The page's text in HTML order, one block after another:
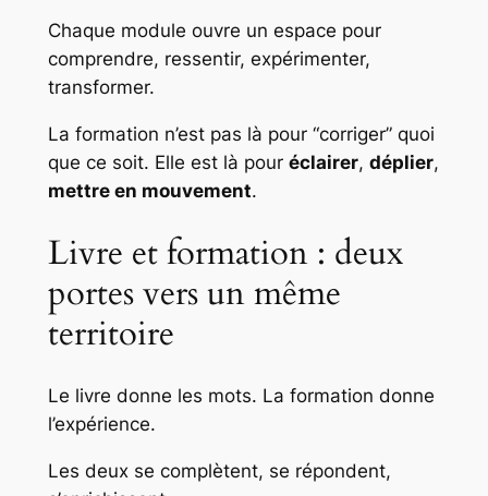
Chaque module ouvre un espace pour
comprendre, ressentir, expérimenter,
transformer.
La formation n’est pas là pour “corriger” quoi
que ce soit. Elle est là pour éclairer, déplier,
mettre en mouvement.
Livre et formation : deux
portes vers un même
territoire
Le livre donne les mots. La formation donne
l’expérience.
Les deux se complètent, se répondent,